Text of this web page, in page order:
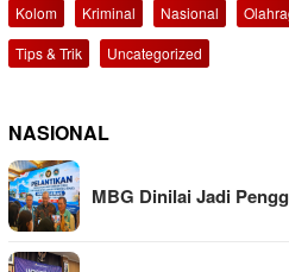
Kolom
Kriminal Nasional
Tips & Trik
Uncategorized
NASIONAL
MBG Dinilai Jadi